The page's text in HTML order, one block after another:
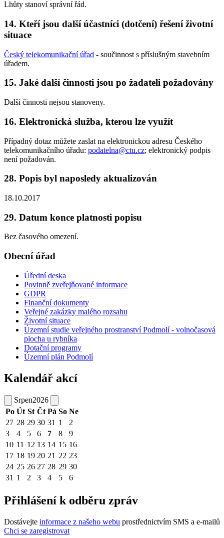
Lhůty stanoví správní řád.
14. Kteří jsou další účastníci (dotčení) řešení životní
situace
Český telekomunikační úřad - součinnost s příslušným stavebním
úřadem.
15. Jaké další činnosti jsou po žadateli požadovány
Další činnosti nejsou stanoveny.
16. Elektronická služba, kterou lze využít
Případný dotaz můžete zaslat na elektronickou adresu Českého
telekomunikačního úřadu: podatelna@ctu.cz; elektronický podpis
není požadován.
28. Popis byl naposledy aktualizován
18.10.2017
29. Datum konce platnosti popisu
Bez časového omezení.
Obecní úřad
Úřední deska
Povinně zveřejňované informace
GDPR
Finanční dokumenty
Veřejné zakázky malého rozsahu
Životní situace
Územní studie veřejného prostranství Podmolí - volnočasová
plocha u rybníka
Dotační programy
Územní plán Podmolí
Kalendář akcí
Srpen2026
Po Út St Čt Pá So Ne
27 28 29 30 31 1
2
3
4 5 6 7 8
9
10 11 12 13 14 15 16
17 18 19 20 21 22 23
24 25 26 27 28 29 30
31 1 2 3 4 5 6
Přihlášení k odběru zpráv
Dostávejte informace z našeho webu prostřednictvím SMS a e-mailů
Chci se zaregistrovat